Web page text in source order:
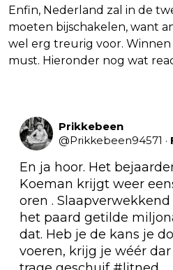
Enfin, Nederland zal in de
moeten bijschakelen, want
wel erg treurig voor. Winnen
must. Hieronder nog wat
Prikkebeen
@Prikkebeen94571 ·
En ja hoor. Het
Koeman krijgt weer
oren .
het paard getilde
dat. Heb je de kans je
voeren, krijg je wéér